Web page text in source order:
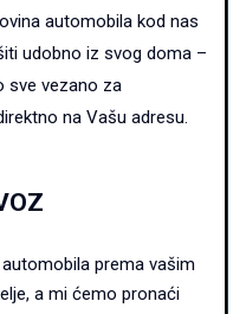
automobila kod nas
udobno iz svog doma –
sve vezano za
na Vašu adresu.
prema vašim
a mi ćemo pronaći